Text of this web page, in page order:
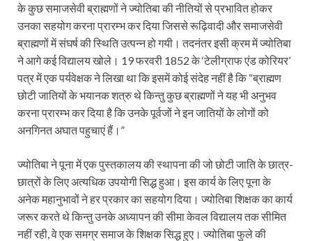
के कुछ समाजसेवी ब्राह्मणों ने ज्योतिबा की नीतियों से प्रभावित होकर
उनका सहयोग करना प्रारम्भ कर दिया जिससे रूढ़िवादी और समाजसेवी
ब्राह्मणों में संघर्ष की स्थिति उत्पन्न हो गयी। तदनंतर इसी क्रम में ज्योतिबा
ने आगे कई विद्यालय खोले। 19 फरवरी 1852 के ‘टेलीग्राफ एंड कोरियर’
पत्र में एक पर्यवेक्षक ने लिखा था कि इसमें कोई संदेह नहीं है कि “ब्राह्मण
छोटी जातियों के भयानक शत्रु थे किन्तु कुछ ब्राह्मणों ने यह भी अनुभव
करना प्रारम्भ कर दिया है कि उनके पूर्वजों ने इन जातियों के लोगों को
अनगिनत अघात पहुचाएं हैं।”
ज्योतिबा ने पूना में एक पुस्तकालय की स्थापना की जो छोटी जाति के छात्र-
छात्रों के लिए अत्यधिक उपयोगी सिद्ध हुआ। इस कार्य के लिए पूना के
अनेक महानुभावों ने हर प्रकार का सहयोग दिया। ज्योतिबा शिक्षक का कार्य
जरूर करते थे किन्तु उनके अध्यापन की सीमा केवल विद्यालय तक सीमित
नहीं रही, वे एक समग्र समाज के शिक्षक सिद्ध हुए। ज्योतिबा फुले की